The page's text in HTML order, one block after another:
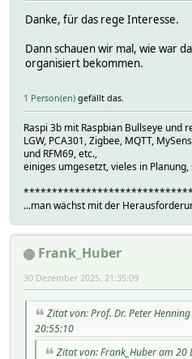
Danke, für das rege Interesse.
Dann schauen wir mal, wie war
organisiert bekommen.
1 Person(en) gefällt das.
Raspi 3b mit Raspbian Bullseye und
LGW, PCA301, Zigbee, MQTT,
und RFM69, etc.,
einiges umgesetzt, vieles in Planung,
...man wächst mit der
Frank_Huber
30 Dezember 2025, 21:35:09
Zitat von: Prof. Dr. Peter
20:55:10
Zitat von: Frank_Huber am 20